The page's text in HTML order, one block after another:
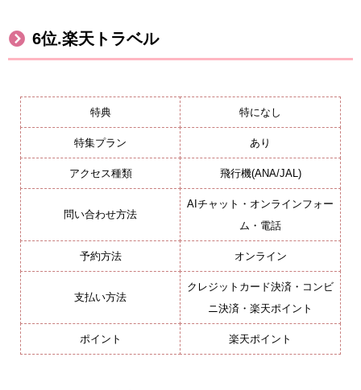
6位.楽天トラベル
特典 特になし
特集プラン あり
アクセス種類 飛行機(ANA/JAL)
問い合わせ方法
AIチャット・オンラインフォー
ム・電話
予約方法 オンライン
支払い方法
クレジットカード決済・コンビ
ニ決済・楽天ポイント
ポイント 楽天ポイント